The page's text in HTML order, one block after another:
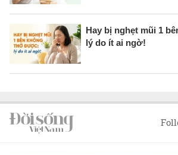
Hay bị nghẹt mũi 1
lý do ít ai ngờ!